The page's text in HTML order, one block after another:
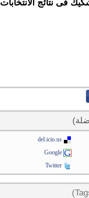
فى نتائج الانتخابات
del.icio.us
Google
Twitter